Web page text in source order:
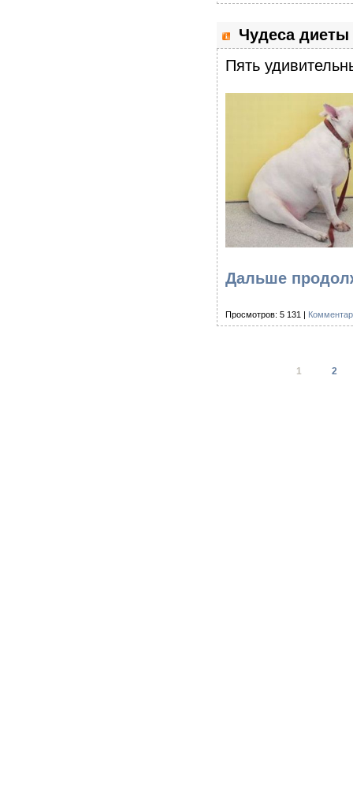
Чудеса
Пять
Дальше
Просмотров: 5 131 |
1 2